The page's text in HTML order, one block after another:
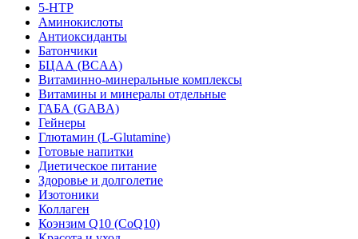
5-HTP
Аминокислоты
Антиоксиданты
Батончики
БЦАА (BCAA)
Витаминно-минеральные комплексы
Витамины и минералы отдельные
ГАБА (GABA)
Гейнеры
Глютамин (L-Glutamine)
Готовые напитки
Диетическое питание
Здоровье и долголетие
Изотоники
Коллаген
Коэнзим Q10 (CoQ10)